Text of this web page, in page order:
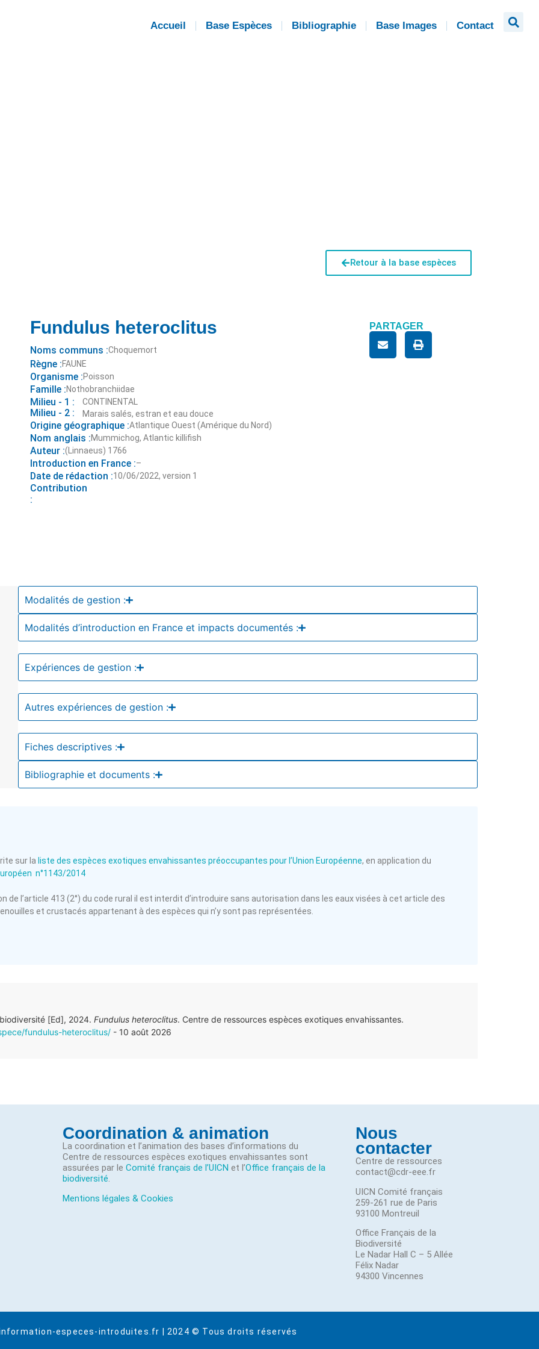
Accueil Base Espèces Bibliographie Base Images Contact
Retour à la base espèces
Fundulus heteroclitus
Noms communs :Choquemort
Règne :FAUNE
Organisme :Poisson
Famille :Nothobranchiidae
Milieu - 1 : CONTINENTAL
Milieu - 2 : Marais salés, estran et eau douce
Origine géographique :Atlantique Ouest (Amérique du Nord)
Nom anglais :Mummichog, Atlantic killifish
Auteur :(Linnaeus) 1766
Introduction en France :–
Date de rédaction :10/06/2022, version 1
Contribution
:
PARTAGER
Modalités de gestion :
Modalités d’introduction en France et impacts documentés :
Expériences de gestion :
Autres expériences de gestion :
Fiches descriptives :
Bibliographie et documents :
sur la liste des espèces exotiques envahissantes préoccupantes pour l’Union Européenne, en application du
n°1143/2014
de l’article 413 (2°) du code rural il est interdit d’introduire sans autorisation dans les eaux visées à cet article des
et crustacés appartenant à des espèces qui n’y sont pas représentées.
[Ed], 2024. Fundulus heteroclitus. Centre de ressources espèces exotiques envahissantes.
fundulus-heteroclitus/ - 10 août 2026
Coordination & animation
La coordination et l’animation des bases d’informations du
Centre de ressources espèces exotiques envahissantes sont
assurées par le Comité français de l’UICN et l’Office français de la
biodiversité.
Mentions légales & Cookies
Nous
contacter
Centre de ressources
contact@cdr-eee.fr
UICN Comité français
259-261 rue de Paris
93100 Montreuil
Office Français de la
Biodiversité
Le Nadar Hall C – 5 Allée
Félix Nadar
94300 Vincennes
especes-introduites.fr | 2024 © Tous droits réservés